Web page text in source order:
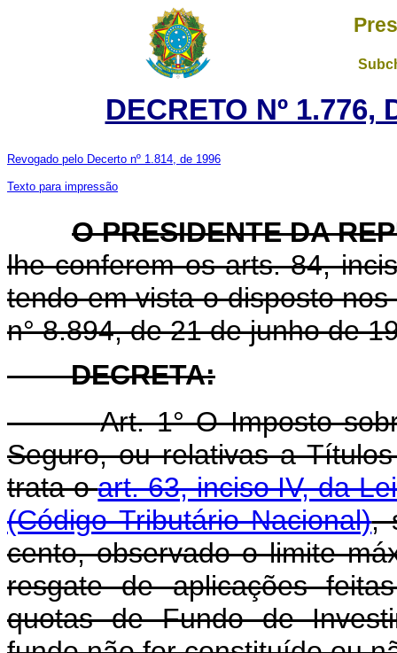
DECRETO Nº 1.776,
Revogado pelo Decerto nº 1.814, de 1996
Texto para impressão
O PRESIDENTE DA
lhe conferem os arts. 84,
tendo em vista o disposto
n° 8.894, de 21 de junho de
DECRETA:
Art. 1° O Imposto
Seguro, ou relativas a
trata oart. 63, inciso IV, da
(Código Tributário Nacional),
cento, observado o limite
resgate de aplicações
quotas de Fundo de